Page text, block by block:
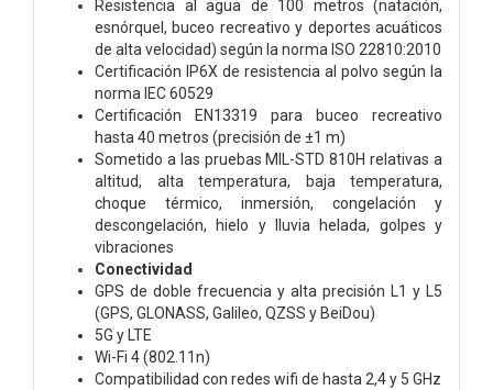
Resistencia al agua de 100 metros (natación,
esnórquel, buceo recreativo y deportes acuáticos
de alta velocidad) según la norma ISO 22810:2010
Certificación IP6X de resistencia al polvo según la
norma IEC 60529
Certificación EN13319 para buceo recreativo
hasta 40 metros (precisión de ±1 m)
Sometido a las pruebas MIL-STD 810H relativas a
altitud, alta temperatura, baja temperatura,
choque térmico, inmersión, congelación y
descongelación, hielo y lluvia helada, golpes y
vibraciones
Conectividad
GPS de doble frecuencia y alta precisión L1 y L5
(GPS, GLONASS, Galileo, QZSS y BeiDou)
5G y LTE
Wi-Fi 4 (802.11n)
Compati­bilidad con redes wifi de hasta 2,4 y 5 GHz